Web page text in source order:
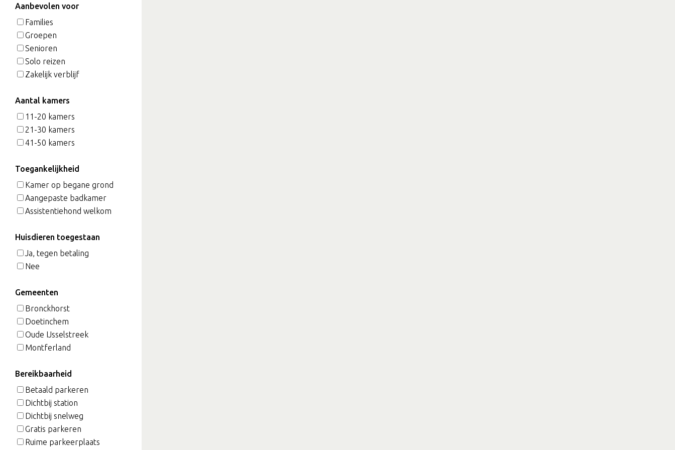
Aanbevolen voor
Families
Groepen
Senioren
Solo reizen
Zakelijk verblijf
Aantal kamers
11-20 kamers
21-30 kamers
41-50 kamers
Toegankelijkheid
Kamer op begane grond
Aangepaste badkamer
Assistentiehond welkom
Huisdieren toegestaan
Ja, tegen betaling
Nee
Gemeenten
Bronckhorst
Doetinchem
Oude IJsselstreek
Montferland
Bereikbaarheid
Betaald parkeren
Dichtbij station
Dichtbij snelweg
Gratis parkeren
Ruime parkeerplaats